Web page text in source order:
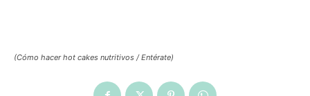
(Cómo hacer hot cakes nutritivos / Entérate)